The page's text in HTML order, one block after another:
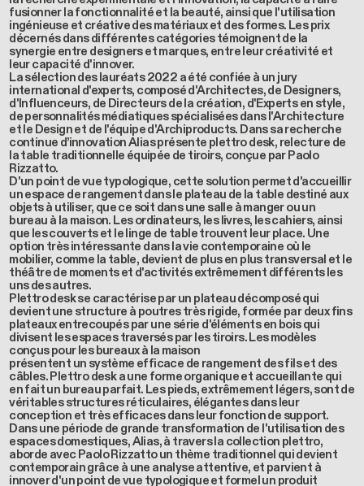
fusionner la fonctionnalité et la beauté, ainsi que l'utilisation
ingénieuse et créative des matériaux et des formes. Les prix
décernés dans différentes catégories témoignent de la
synergie entre designers et marques, entre leur créativité et
leur capacité d'innover.
La sélection des lauréats 2022 a été confiée à un jury
international d'experts, composé d'Architectes, de Designers,
d'Influenceurs, de Directeurs de la création, d'Experts en style,
de personnalités médiatiques spécialisées dans l'Architecture
et le Design et de l'équipe d'Archiproducts. Dans sa recherche
continue d’innovation Alias présente plettro desk, relecture de
la table traditionnelle équipée de tiroirs, conçue par Paolo
Rizzatto.
D'un point de vue typologique, cette solution permet d'accueillir
un espace de rangement dans le plateau de la table destiné aux
objets à utiliser, que ce soit dans une salle à manger ou un
bureau à la maison. Les ordinateurs, les livres, les cahiers, ainsi
que les couverts et le linge de table trouvent leur place. Une
option très intéressante dans la vie contemporaine où le
mobilier, comme la table, devient de plus en plus transversal et le
théâtre de moments et d'activités extrêmement différents les
uns des autres.
Plettro desk se caractérise par un plateau décomposé qui
devient une structure à poutres très rigide, formée par deux fins
plateaux entrecoupés par une série d'éléments en bois qui
divisent les espaces traversés par les tiroirs. Les modèles
conçus pour les bureaux à la maison
présentent un système efficace de rangement des fils et des
câbles. Plettro desk a une forme organique et accueillante qui
en fait un bureau parfait. Les pieds, extrêmement légers, sont de
véritables structures réticulaires, élégantes dans leur
conception et très efficaces dans leur fonction de support.
Dans une période de grande transformation de l'utilisation des
espaces domestiques, Alias, à travers la collection plettro,
aborde avec Paolo Rizzatto un thème traditionnel qui devient
contemporain grâce à une analyse attentive, et parvient à
innover d'un point de vue typologique et formel un produit